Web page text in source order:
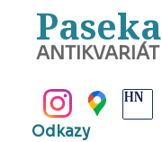
Paseka
ANTIKVARIÁT
Odkazy